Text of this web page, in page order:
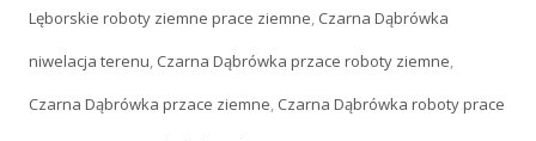
Lęborskie roboty ziemne prace ziemne, Czarna Dąbrówka
niwelacja terenu, Czarna Dąbrówka przace roboty ziemne,
Czarna Dąbrówka przace ziemne, Czarna Dąbrówka roboty prace